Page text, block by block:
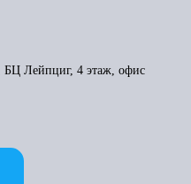
БЦ Лейпциг, 4 этаж, офис